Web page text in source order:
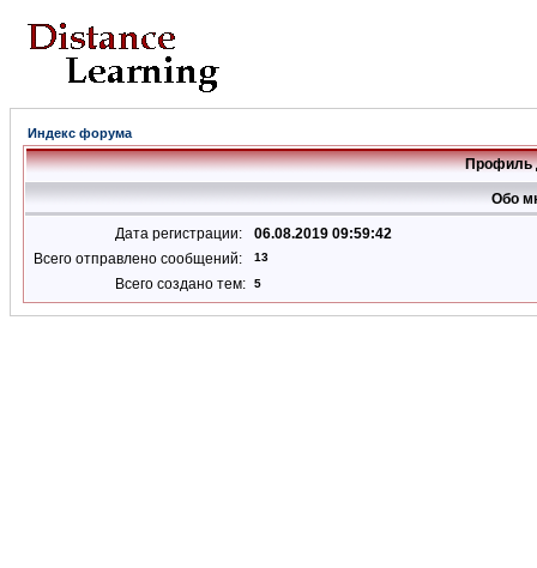
Индекс форума
Профиль
Обо
Дата регистрации:
06.08.2019 09:59:42
Всего отправлено сообщений:
13
Всего создано тем: 5